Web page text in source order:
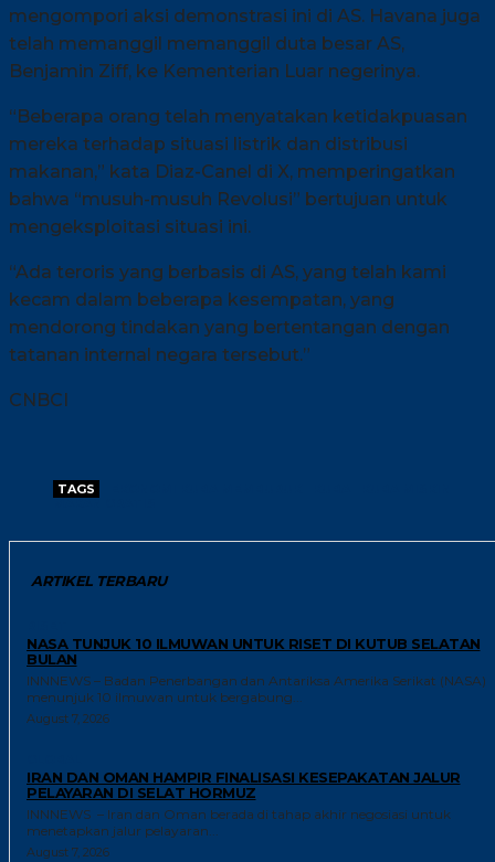
mengompori aksi demonstrasi ini di AS. Havana juga
telah memanggil memanggil duta besar AS,
Benjamin Ziff, ke Kementerian Luar negerinya.
“Beberapa orang telah menyatakan ketidakpuasan
mereka terhadap situasi listrik dan distribusi
makanan,” kata Diaz-Canel di X, memperingatkan
bahwa “musuh-musuh Revolusi” bertujuan untuk
mengeksploitasi situasi ini.
“Ada teroris yang berbasis di AS, yang telah kami
kecam dalam beberapa kesempatan, yang
mendorong tindakan yang bertentangan dengan
tatanan internal negara tersebut.”
CNBCI
TAGS
MAKAN GRATIS
ARTIKEL TERBARU
NASA TUNJUK 10 ILMUWAN UNTUK RISET DI KUTUB SELATAN
BULAN
INNNEWS – Badan Penerbangan dan Antariksa Amerika Serikat (NASA)
menunjuk 10 ilmuwan untuk bergabung...
August 7, 2026
IRAN DAN OMAN HAMPIR FINALISASI KESEPAKATAN JALUR
PELAYARAN DI SELAT HORMUZ
INNNEWS – Iran dan Oman berada di tahap akhir negosiasi untuk
menetapkan jalur pelayaran...
August 7, 2026